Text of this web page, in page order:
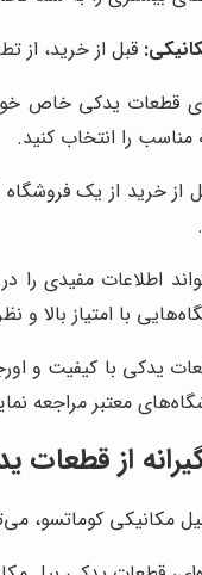
قبل از خرید، از
قطعات یدکی خاص خود
را انتخاب کنید.
از خرید از یک
اطلاعات مفیدی را
با امتیاز بالا و
یدکی با کیفیت و
معتبر مراجعه
از قطعات
کوماتسو،